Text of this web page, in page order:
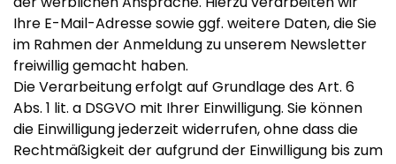
Ihre E-Mail-Adresse sowie ggf. weitere Daten, die Sie
im Rahmen der Anmeldung zu unserem Newsletter
freiwillig gemacht haben.
Die Verarbeitung erfolgt auf Grundlage des Art. 6
Abs. 1 lit. a DSGVO mit Ihrer Einwilligung. Sie können
die Einwilligung jederzeit widerrufen, ohne dass die
Rechtmäßigkeit der aufgrund der Einwilligung bis zum